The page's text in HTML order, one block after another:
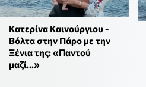
Κατερίνα Καινούργιου -
Βόλτα στην Πάρο με την
Ξένια της: «Παντού
μαζί...»